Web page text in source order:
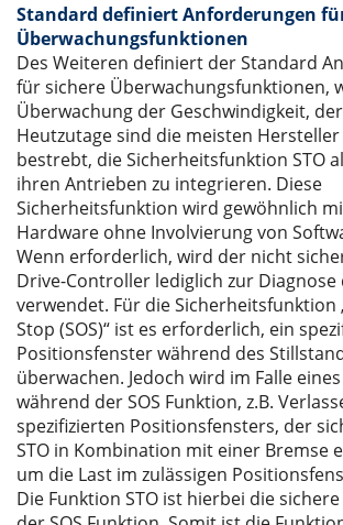
Standard definiert Anforderungen
Überwachungsfunktionen
Des Weiteren definiert der Standard
für sichere Überwachungsfunktionen,
Überwachung der Geschwindigkeit,
Heutzutage sind die meisten
bestrebt, die Sicherheitsfunktion STO
ihren Antrieben zu integrieren. Diese
Sicherheitsfunktion wird gewöhnlich
Hardware ohne Involvierung von
Wenn erforderlich, wird der nicht
Drive-Controller lediglich zur
verwendet. Für die Sicherheitsfunktion
Stop (SOS)“ ist es erforderlich, ein
Positionsfenster während des
überwachen. Jedoch wird im Falle
während der SOS Funktion, z.B.
spezifizierten Positionsfensters, der
STO in Kombination mit einer Bremse
um die Last im zulässigen
Die Funktion STO ist hierbei die